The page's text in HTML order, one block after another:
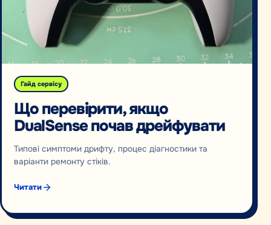
Гайд сервісу
Що перевірити, якщо
DualSense почав дрейфувати
Типові симптоми дрифту, процес діагностики та
варіанти ремонту стіків.
Читати